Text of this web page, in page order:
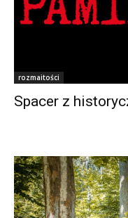
rozmaitości
Spacer z